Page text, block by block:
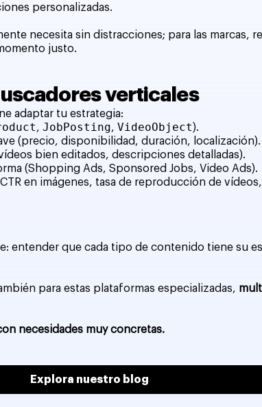
personalizadas.
necesita sin distracciones; para las marcas,
justo.
verticales
adaptar tu estrategia:
,JobPosting,VideoObject).
(precio, disponibilidad, duración, localización).
bien editados, descripciones detalladas).
(Shopping Ads, Sponsored Jobs, Video Ads).
en imágenes, tasa de reproducción de
entender que cada tipo de contenido tiene su
para estas plataformas especializadas,
necesidades muy concretas.
Explora nuestro blog